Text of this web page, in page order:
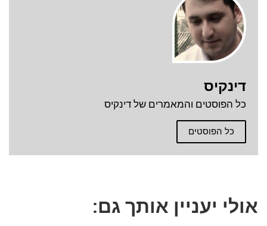
דינקיס
כל הפוסטים והמאמרים של דינקיס
כל הפוסטים
אולי יעניין אותך גם: